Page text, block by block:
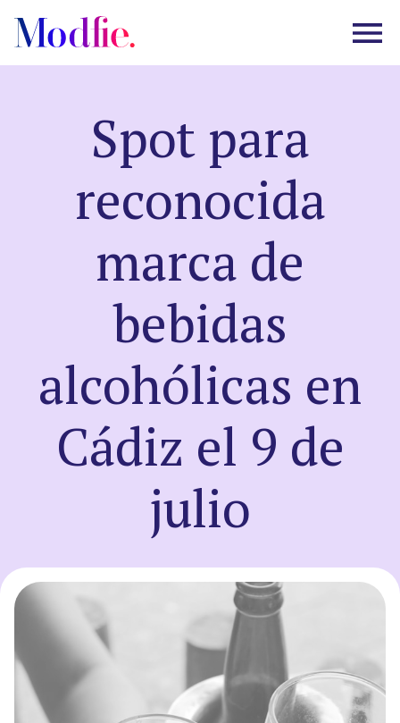
Castings
About us
Sign up
Enter
Spot para
reconocida
marca de
bebidas
alcohólicas en
Cádiz el 9 de
julio